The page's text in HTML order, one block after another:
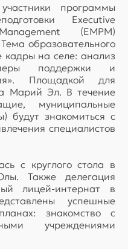
программы
Executive
(EMPM)
образовательного
кадры на селе: анализ
поддержки и
Площадкой для
Марий Эл. В течение
муниципальные
будут знакомиться с
специалистов
с круглого стола в
Также делегация
лицей-интернат в
успешные
знакомство с
учреждениями